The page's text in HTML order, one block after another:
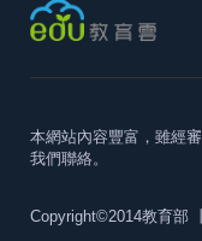
本網站內容豐富，雖經
我們聯絡。
Copyright©2014教育部